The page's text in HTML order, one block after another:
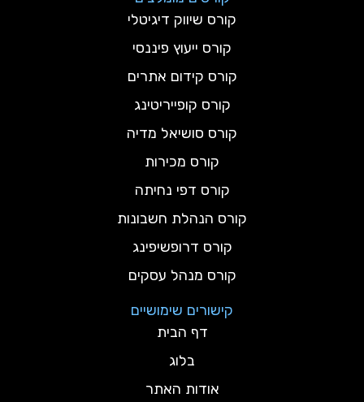
קורס שיווק דיגיטלי
קורס ייעוץ פיננסי
קורס קידום אתרים
קורס קופייריטינג
קורס סושיאל מדיה
קורס מכירות
קורס דפי נחיתה
קורס הנהלת חשבונות
קורס דרופשיפינג
קורס מנהל עסקים
קישורים שימושיים
דף הבית
בלוג
אודות האתר